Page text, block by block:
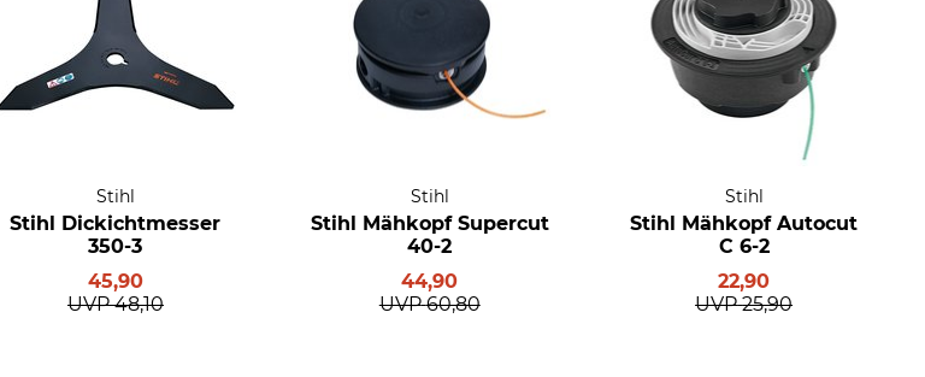
Stihl
Stihl Dickichtmesser
350-3
45,90
UVP 48,10
Stihl
Stihl Mähkopf Supercut
40-2
44,90
UVP 60,80
Stihl
Stihl Mähkopf Autocut
C 6-2
22,90
UVP 25,90